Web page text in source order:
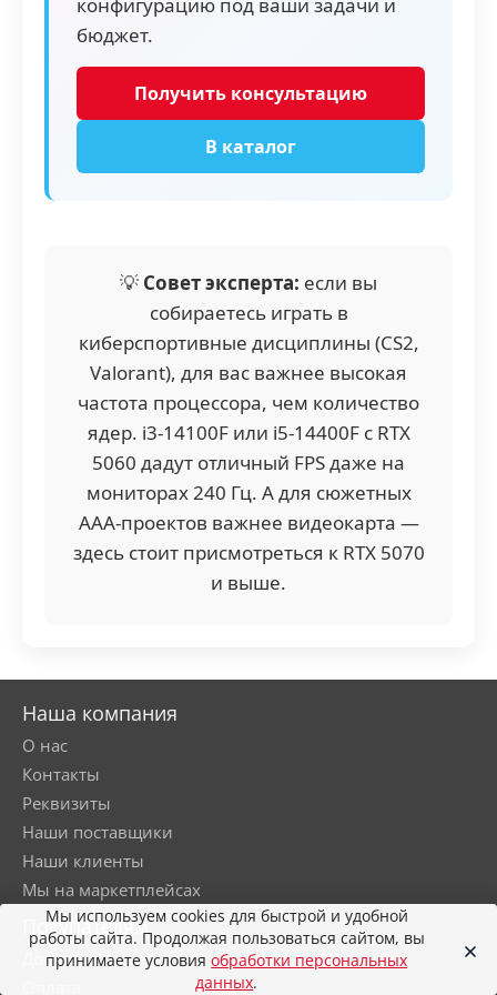
стримить в 4K или монтировать
тяжёлые видео, стоит присмотреться к
«Кобре» на i7 с RTX 5080 — её
мощности хватит на всё.
конфигурацию под ваши задачи и
бюджет.
Получить консультацию
В каталог
💡 Совет эксперта: если вы
собираетесь играть в
киберспортивные дисциплины (CS2,
Valorant), для вас важнее высокая
частота процессора, чем количество
ядер. i3-14100F или i5-14400F с RTX
5060 дадут отличный FPS даже на
мониторах 240 Гц. А для сюжетных
ААА-проектов важнее видеокарта —
здесь стоит присмотреться к RTX 5070
и выше.
Наша компания
О нас
Контакты
Реквизиты
Наши поставщики
Наши клиенты
Мы на маркетплейсах
Покупателям
Доставка
Мы используем cookies для быстрой и удобной
работы сайта. Продолжая пользоваться сайтом, вы
принимаете условияобработки персональных
данных.